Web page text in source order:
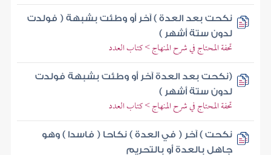
نكحت بعد العدة ) آخر أو وطئت بشبهة ( فولدت
لدون ستة أشهر )
تحفة المحتاج في شرح المنهاج > كتاب العدد
(نكحت بعد العدة آخر أو وطئت بشبهة فولدت
لدون ستة أشهر )
تحفة المحتاج في شرح المنهاج > كتاب العدد
نكحت ) آخر ( في العدة ) نكاحا ( فاسدا ) وهو
جاهل بالعدة أو بالتحريم